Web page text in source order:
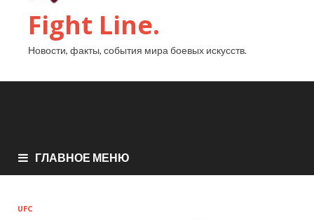
Fight Line.
Новости, факты, события мира боевых искусств.
ГЛАВНОЕ МЕНЮ
UFC